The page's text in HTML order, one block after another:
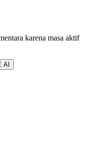
karena masa aktif
AI